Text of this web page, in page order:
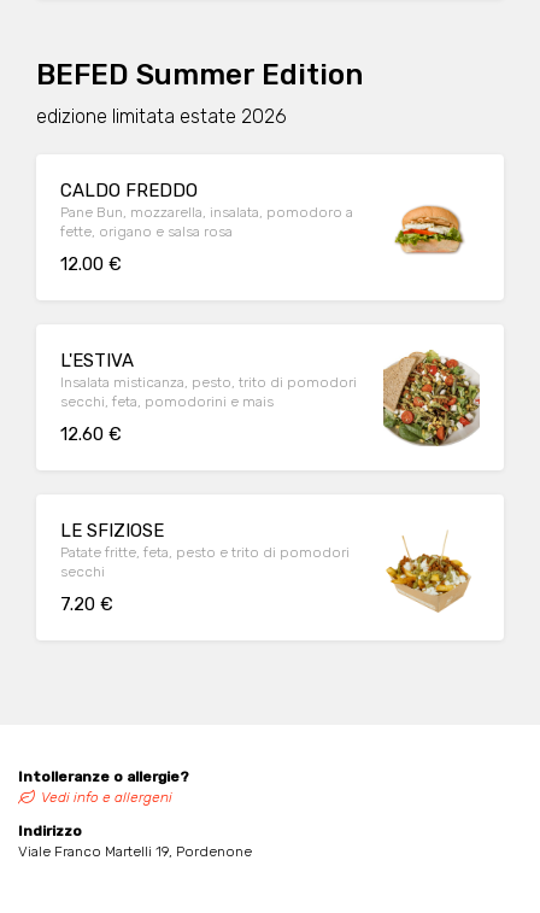
BEFED Summer Edition
edizione limitata estate 2026
CALDO FREDDO
Pane Bun, mozzarella, insalata, pomodoro a
fette, origano e salsa rosa
12.00 €
L'ESTIVA
Insalata misticanza, pesto, trito di pomodori
secchi, feta, pomodorini e mais
12.60 €
LE SFIZIOSE
Patate fritte, feta, pesto e trito di pomodori
secchi
7.20 €
Intolleranze o allergie?
Vedi info e allergeni
Indirizzo
Viale Franco Martelli 19, Pordenone